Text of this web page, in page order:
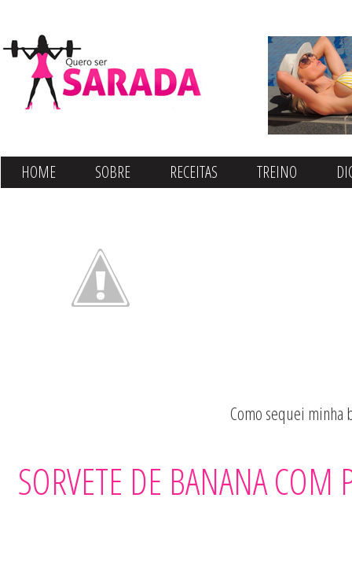
HOME SOBRE RECEITAS TREINO
Como sequei minha
SORVETE DE BANANA